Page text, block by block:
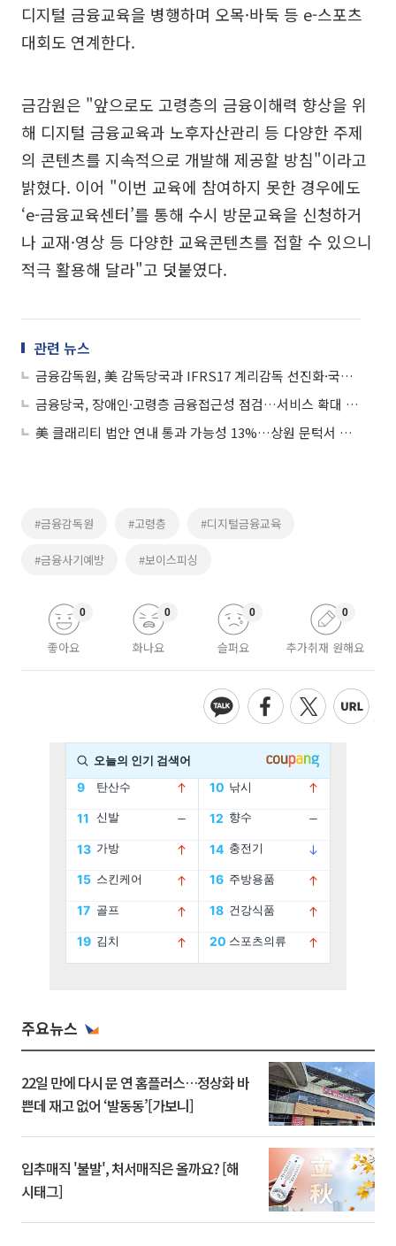
디지털 금융교육을 병행하며 오목·바둑 등 e-스포츠
대회도 연계한다.
금감원은 "앞으로도 고령층의 금융이해력 향상을 위
해 디지털 금융교육과 노후자산관리 등 다양한 주제
의 콘텐츠를 지속적으로 개발해 제공할 방침"이라고
밝혔다. 이어 "이번 교육에 참여하지 못한 경우에도
‘e-금융교육센터’를 통해 수시 방문교육을 신청하거
나 교재·영상 등 다양한 교육콘텐츠를 접할 수 있으니
적극 활용해 달라"고 덧붙였다.
관련 뉴스
금융감독원, 美 감독당국과 IFRS17 계리감독 선진화·국내 보험사 해외진출 논의
금융당국, 장애인·고령층 금융접근성 점검…서비스 확대 추진
美 클래리티 법안 연내 통과 가능성 13%…상원 문턱서 제동
#금융감독원 #고령층 #디지털금융교육
#금융사기예방 #보이스피싱
좋아요
0
화나요
0
슬퍼요
0
추가취재 원해요
0
주요뉴스
22일 만에 다시 문 연 홈플러스…정상화 바
쁜데 재고 없어 ‘발동동’[가보니]
입추매직 '불발', 처서매직은 올까요? [해
시태그]